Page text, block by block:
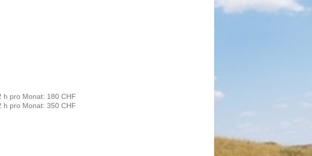
h pro Monat: 180 CHF
h pro Monat: 350 CHF